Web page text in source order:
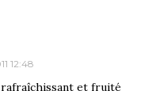
12:48
et fruité